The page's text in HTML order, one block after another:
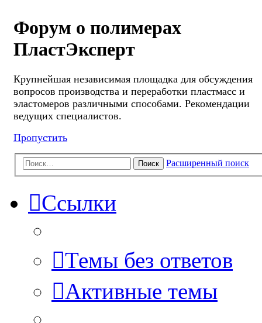
Форум о полимерах
ПластЭксперт
Крупнейшая независимая площадка для обсуждения
вопросов производства и переработки пластмасс и
эластомеров различными способами. Рекомендации
ведущих специалистов.
Пропустить
Поиск Расширенный поиск
Ссылки
Темы без ответов
Активные темы